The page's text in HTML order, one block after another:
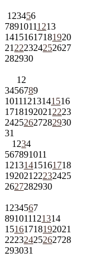
1 23456
78910111213
14151617181920
21 222324252627
282930
1 2
3456789
10111213141516
1718192021 2223
24252627282930
31
1 234
567891011
12131415161718
192021 22232425
2627282930
1 234567
891011121314
15161718192021
22232425262728
293031